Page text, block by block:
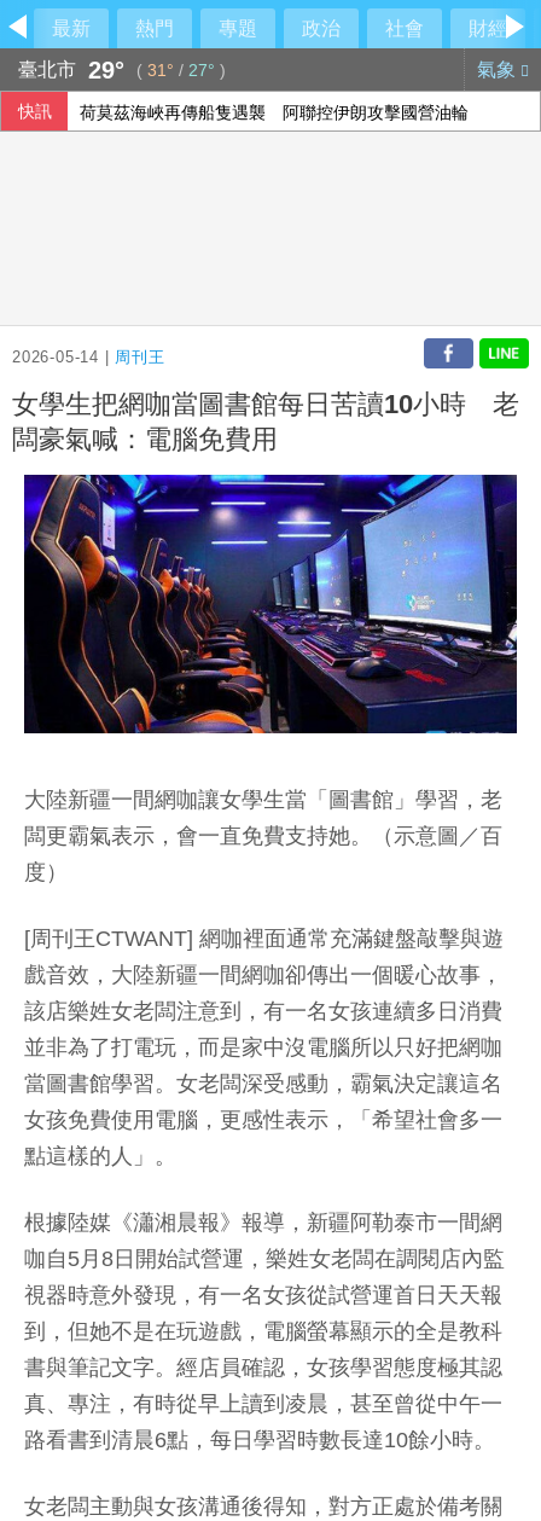
最新 熱門 專題 政治 社會
財經
臺北市 29° ( 31° / 27° ) 氣象
快訊 荷莫茲海峽再傳船隻遇襲 阿聯控伊朗攻擊國營油輪
2026-05-14 | 周刊王
女學生把網咖當圖書館每日苦讀10小時 老
闆豪氣喊：電腦免費用
大陸新疆一間網咖讓女學生當「圖書館」學習，老
闆更霸氣表示，會一直免費支持她。（示意圖／百
度）
[周刊王CTWANT] 網咖裡面通常充滿鍵盤敲擊與遊
戲音效，大陸新疆一間網咖卻傳出一個暖心故事，
該店樂姓女老闆注意到，有一名女孩連續多日消費
並非為了打電玩，而是家中沒電腦所以只好把網咖
當圖書館學習。女老闆深受感動，霸氣決定讓這名
女孩免費使用電腦，更感性表示，「希望社會多一
點這樣的人」。
根據陸媒《瀟湘晨報》報導，新疆阿勒泰市一間網
咖自5月8日開始試營運，樂姓女老闆在調閱店內監
視器時意外發現，有一名女孩從試營運首日天天報
到，但她不是在玩遊戲，電腦螢幕顯示的全是教科
書與筆記文字。經店員確認，女孩學習態度極其認
真、專注，有時從早上讀到凌晨，甚至曾從中午一
路看書到清晨6點，每日學習時數長達10餘小時。
女老闆主動與女孩溝通後得知，對方正處於備考關